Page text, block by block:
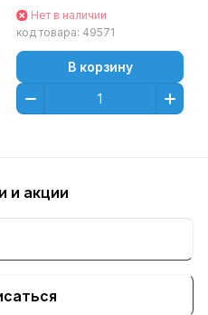
OEMНет в наличии
код товара: 49571
В корзину
и акции